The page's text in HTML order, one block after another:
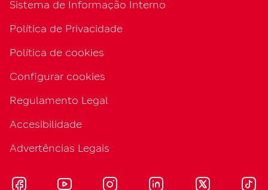
Sistema de Informação Interno
Política de Privacidade
Política de cookies
Configurar cookies
Regulamento Legal
Accesibilidade
Advertências Legais